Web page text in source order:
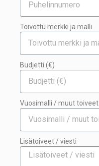
Toivottu merkki ja malli
Budjetti (€)
Vuosimalli / muut toiveet
Lisätoiveet / viesti